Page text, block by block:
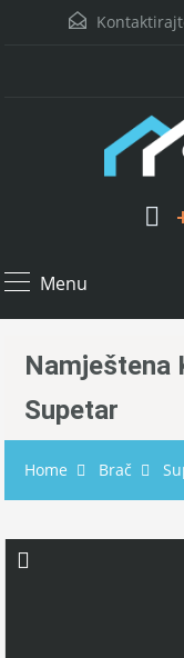
Menu
Namještena
Supetar
Home Brač